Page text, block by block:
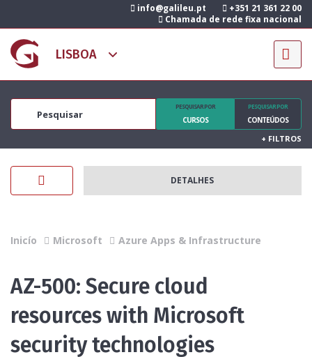
info@galileu.pt
+351 21 361 22 00
Chamada de rede fixa nacional
PESQUISAR POR
CURSOS
PESQUISAR POR
CONTEÚDOS
+ FILTROS
DETALHES
Inicío Microsoft Azure Apps & Infrastructure
AZ-500: Secure cloud
resources with Microsoft
security technologies